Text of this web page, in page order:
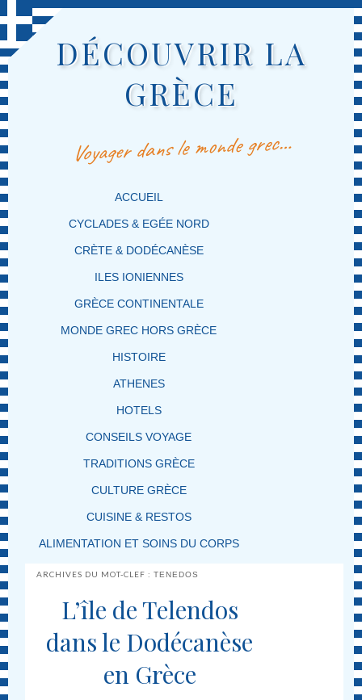
DÉCOUVRIR LA
GRÈCE
Voyager dans le monde grec…
MENU PRINCIPAL
MASQUER LA NAVIGATION PRINCIPALE
MASQUER LA NAVIGATION SECONDAIRE
ACCUEIL
CYCLADES & EGÉE NORD
CRÈTE & DODÉCANÈSE
ILES IONIENNES
GRÈCE CONTINENTALE
MONDE GREC HORS GRÈCE
HISTOIRE
ATHENES
HOTELS
CONSEILS VOYAGE
TRADITIONS GRÈCE
CULTURE GRÈCE
CUISINE & RESTOS
ALIMENTATION ET SOINS DU CORPS
ARCHIVES DU MOT-CLEF :TENEDOS
L’île de Telendos
dans le Dodécanèse
en Grèce